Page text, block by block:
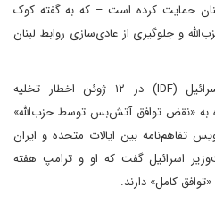
حمایت کرده است – که به گفته کوک
و جلوگیری از عادی‌سازی روابط لبنان
ارتش اسرائیل، نیروهای دفاعی اسرائیل (IDF) در ۱۲ ژوئن اخطار تخلیه
به «نقض توافق آتش‌بس توسط حزب‌الله»
تفاهم‌نامه بین ایالات متحده و ایران
اسرائیل گفت که او و ترامپ هفته
کامل» دارند.